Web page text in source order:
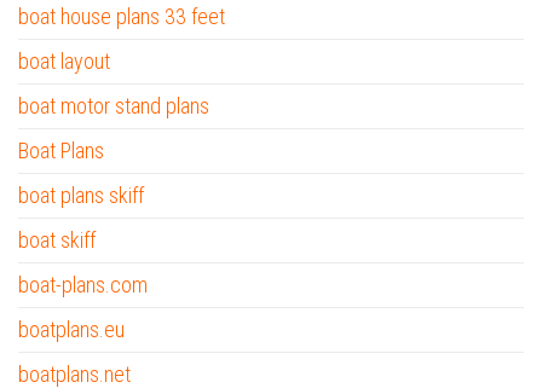
boat house plans 33 feet
boat layout
boat motor stand plans
Boat Plans
boat plans skiff
boat skiff
boat-plans.com
boatplans.eu
boatplans.net